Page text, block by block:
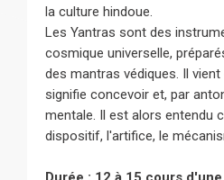
la culture hindoue.
Les Yantras sont des
cosmique universelle,
des mantras védiques. Il vient
signifie concevoir et, par
mentale. Il est alors entendu
dispositif, l'artifice, le